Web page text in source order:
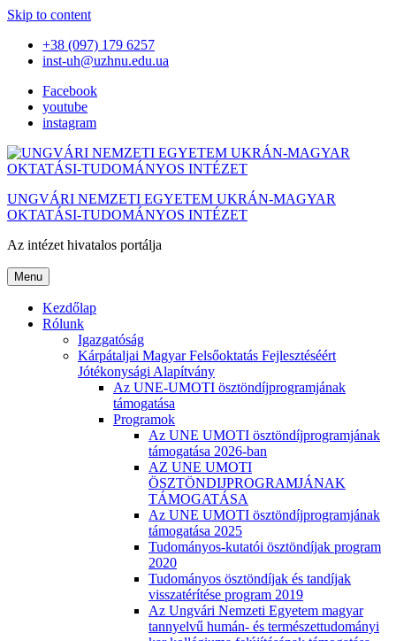
Skip to content
+38 (097) 179 6257
inst-uh@uzhnu.edu.ua
Facebook
youtube
instagram
UNGVÁRI NEMZETI EGYETEM UKRÁN-MAGYAR
OKTATÁSI-TUDOMÁNYOS INTÉZET
Az intézet hivatalos portálja
Menu
Kezdőlap
Rólunk
Igazgatóság
Kárpátaljai Magyar Felsőoktatás Fejlesztéséért
Jótékonysági Alapítvány
Az UNE-UMOTI ösztöndíjprogramjának
támogatása
Programok
Az UNE UMOTI ösztöndíjprogramjának
támogatása 2026-ban
AZ UNE UMOTI
ÖSZTÖNDIJPROGRAMJÁNAK
TÁMOGATÁSA
Az UNE UMOTI ösztöndíjprogramjának
támogatása 2025
Tudományos-kutatói ösztöndíjak program
2020
Tudományos ösztöndíjak és tandíjak
visszatérítése program 2019
Az Ungvári Nemzeti Egyetem magyar
tannyelvű humán- és természettudományi